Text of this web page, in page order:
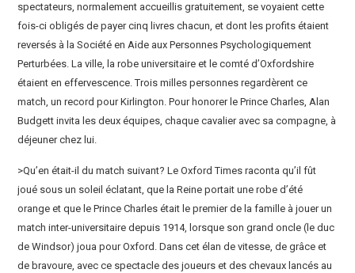
spectateurs, normalement accueillis gratuitement, se voyaient cette
fois-ci obligés de payer cinq livres chacun, et dont les profits étaient
reversés à la Société en Aide aux Personnes Psychologiquement
Perturbées. La ville, la robe universitaire et le comté d’Oxfordshire
étaient en effervescence. Trois milles personnes regardèrent ce
match, un record pour Kirlington. Pour honorer le Prince Charles, Alan
Budgett invita les deux équipes, chaque cavalier avec sa compagne, à
déjeuner chez lui.
>Qu’en était-il du match suivant? Le Oxford Times raconta qu’il fût
joué sous un soleil éclatant, que la Reine portait une robe d’été
orange et que le Prince Charles était le premier de la famille à jouer un
match inter-universitaire depuis 1914, lorsque son grand oncle (le duc
de Windsor) joua pour Oxford. Dans cet élan de vitesse, de grâce et
de bravoure, avec ce spectacle des joueurs et des chevaux lancés au